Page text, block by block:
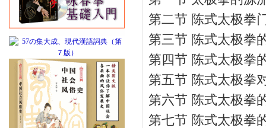
第二节 陈式太极拳
第三节 陈式太极拳
第四节 陈式太极拳
第五节 陈式太极拳
第六节 陈式太极拳
第七节 陈式太极拳